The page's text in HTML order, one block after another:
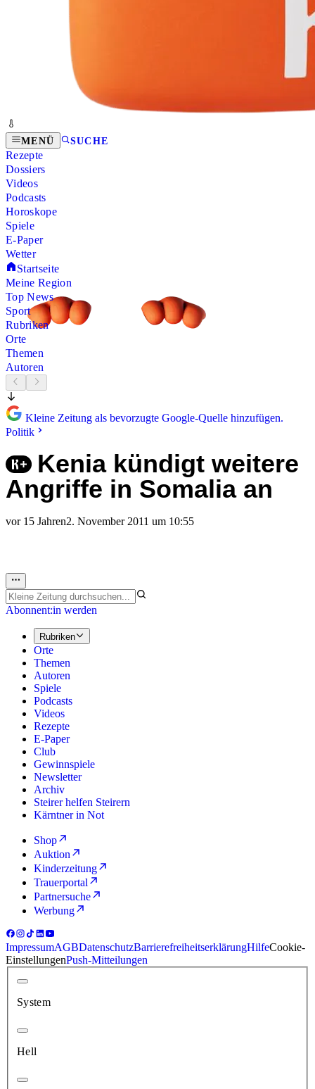
MENÜ SUCHE
Rezepte
Dossiers
Videos
Podcasts
Horoskope
Spiele
E-Paper
Wetter
Startseite
Meine Region
Top News
Sport
Rubriken
Orte
Themen
Autoren
Kleine Zeitung als bevorzugte Google-Quelle hinzufügen.
Politik
Kenia kündigt weitere
Angriffe in Somalia an
vor 15 Jahren2. November 2011 um 10:55
Abonnent:in werden
Rubriken
Orte
Themen
Autoren
Spiele
Podcasts
Videos
Rezepte
E-Paper
Club
Gewinnspiele
Newsletter
Archiv
Steirer helfen Steirern
Kärntner in Not
Shop
Auktion
Kinderzeitung
Trauerportal
Partnersuche
Werbung
ImpressumAGBDatenschutzBarrierefreiheitserklärungHilfeCookie-
EinstellungenPush-Mitteilungen
System
Hell